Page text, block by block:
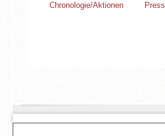
Chronologie/Aktionen